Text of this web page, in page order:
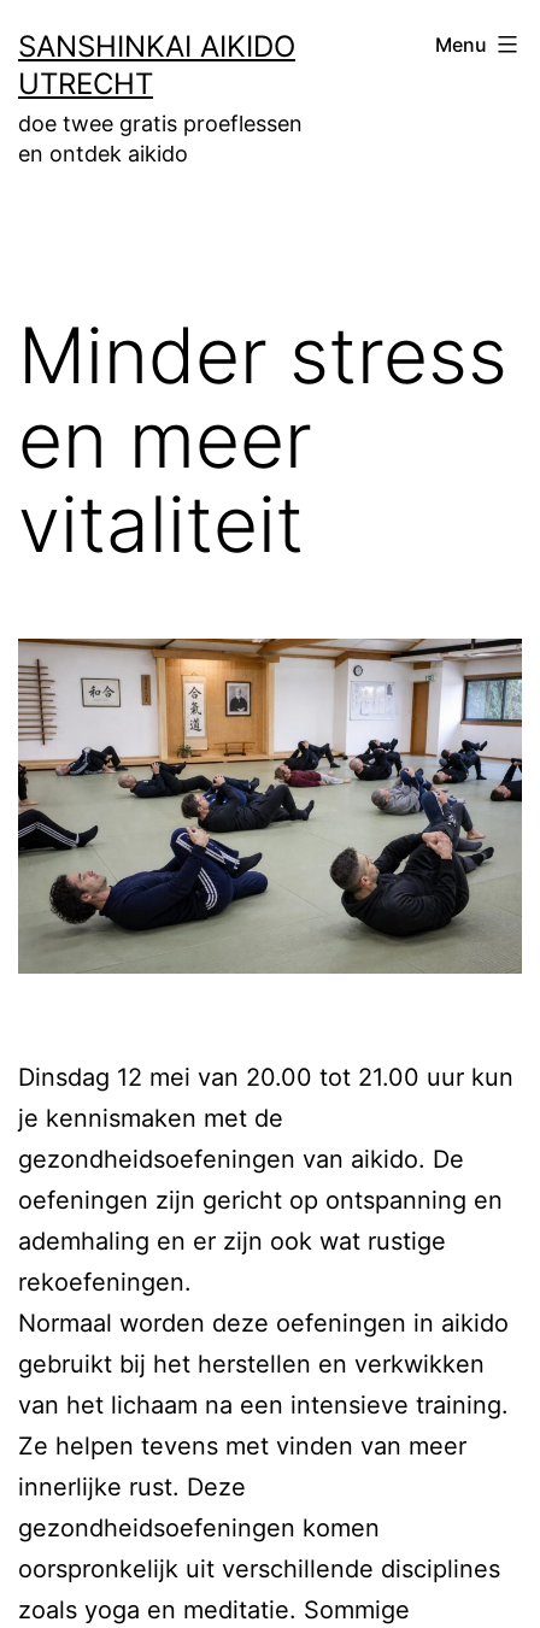
naar
de
inhoud
SANSHINKAI AIKIDO
UTRECHT
doe twee gratis proeflessen
en ontdek aikido
Menu
Minder stress
en meer
vitaliteit
Dinsdag 12 mei van 20.00 tot 21.00 uur kun
je kennismaken met de
gezondheidsoefeningen van aikido. De
oefeningen zijn gericht op ontspanning en
ademhaling en er zijn ook wat rustige
rekoefeningen.
Normaal worden deze oefeningen in aikido
gebruikt bij het herstellen en verkwikken
van het lichaam na een intensieve training.
Ze helpen tevens met vinden van meer
innerlijke rust. Deze
gezondheidsoefeningen komen
oorspronkelijk uit verschillende disciplines
zoals yoga en meditatie. Sommige